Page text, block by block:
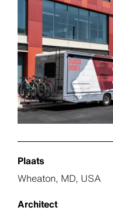
Plaats
Wheaton, MD, USA
Architect